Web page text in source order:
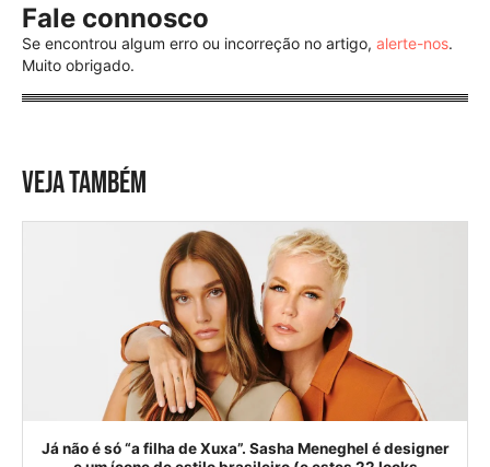
Fale connosco
Se encontrou algum erro ou incorreção no artigo, alerte-nos.
Muito obrigado.
VEJA TAMBÉM
Já não é só “a filha de Xuxa”. Sasha Meneghel é designer